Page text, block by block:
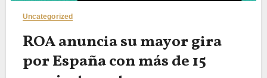
Uncategorized
ROA anuncia su mayor gira
por España con más de 15